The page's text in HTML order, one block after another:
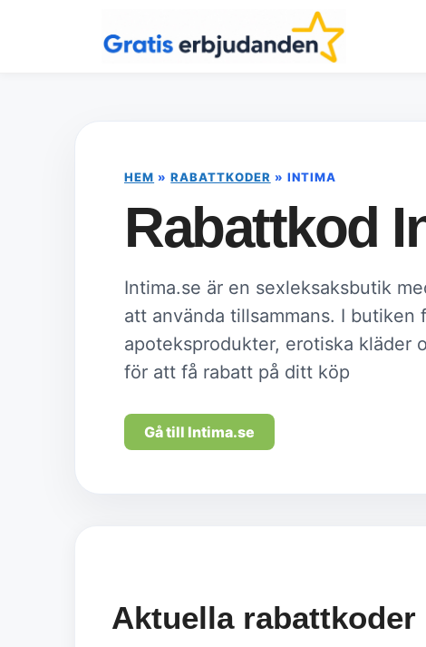
HEM »RABATTKODER » INTIMA
Rabattkod
Intima.se är en sexleksaksbutik
att använda tillsammans. I
apoteksprodukter, erotiska kläder
för att få rabatt på ditt köp
Gå till Intima.se
Aktuella rabattkoder